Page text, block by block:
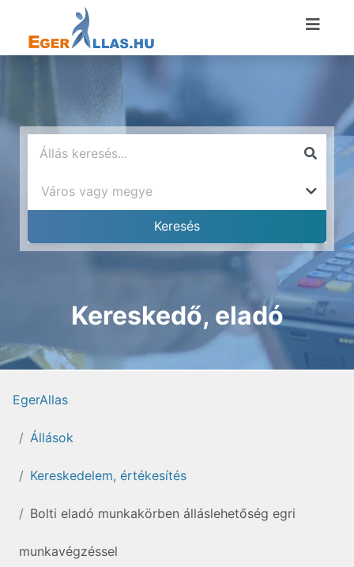
Kereskedő, eladó
EgerAllas
Állások
Kereskedelem, értékesítés
Bolti eladó munkakörben álláslehetőség egri
munkavégzéssel